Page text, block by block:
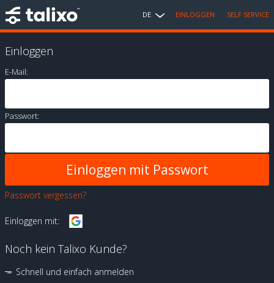
DE EINLOGGEN SELF SERVICE
Einloggen
E-Mail:
Passwort:
Passwort vergessen?
Einloggen mit:
Noch kein Talixo Kunde?
Schnell und einfach anmelden